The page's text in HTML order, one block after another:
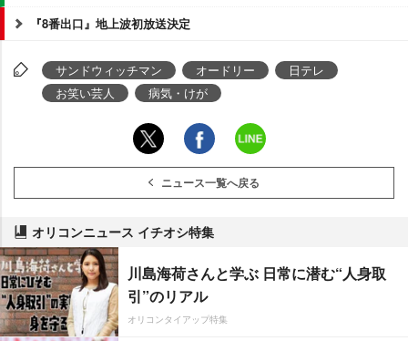
『8番出口』地上波初放送決定
サンドウィッチマン オードリー
日テレ
お笑い芸人
病気・けが
ニュース一覧へ戻る
オリコンニュース イチオシ特集
川島海荷さんと学ぶ 日常に潜む“人身取
引”のリアル
オリコンタイアップ特集